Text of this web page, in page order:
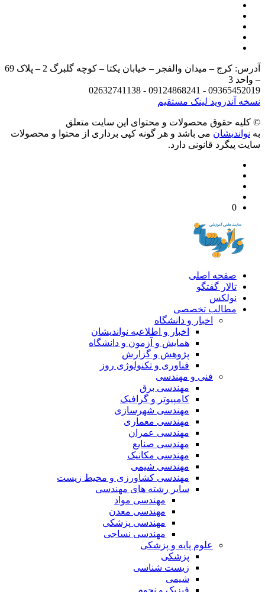
آدرس: کرج – میدان والفجر – خیابان یکتا – کوچه گلبرگ 2 – پلاک 69
3
09365452019 - 09124868241 -
آندرویدلینک مستقیم
حقوق محصولات و محتوای اين سایت متعلق
می باشد و هر گونه کپی برداری از محتوا و محصولات
پیگرد قانونی دارد.
صفحه اصلی
تالار گفتگو
نولکس
مطالب تخصصی
اخبار و دانشگاه
اخبار و اطلاعیه نواندیشان
همایش و آزمون و دانشگاه
پژوهش و گزارش
فناوری و تکنولوژی روز
فنی و مهندسی
مهندسی برق
کامپیوتر و گرافیک
مهندسی شهرسازی
مهندسی معماری
مهندسی عمران
مهندسی صنایع
مهندسی مکانیک
مهندسی شیمی
مهندسی کشاورزی و محیط زیست
سایر رشته های مهندسی
مهندسی مواد
مهندسی معدن
مهندسی پزشکی
مهندسی نساجی
علوم پایه و پزشکی
پزشکی
زیست شناسی
شیمی
فیزیک و نجوم